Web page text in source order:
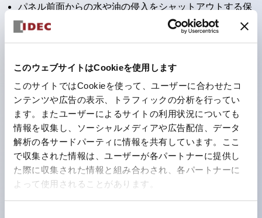
このウェブサイトはCookieを使用します
このサイトではCookieを使って、ユーザーに合わせたコ
ンテンツや広告の表示、トラフィックの分析を行ってい
ます。またユーザーによるサイトの利用状況についても
情報を収集し、ソーシャルメディアや広告配信、データ
解析の各サードパーティに情報を共有しています。ここ
で収集された情報は、ユーザーが各パートナーに提供し
た際に収集された情報と組み合わされ、各パートナーに
よって使用されることがあります。
パネル前面からの水や油の侵入をシャットアウトする保
護構造：IP65。（ただし2点押ボタンスイッチは
IP40）
チも完備。
ワールドワイドなニーズに対応する各種電圧を完備。
1つで6色の役をこなすLED球（LSRD球）。これまで色
ごとに分かれていたLED球を、1色のLED球で各色を表
現できるようにしました。
カラーユニバーサルデザインに対応。表示灯（角平形）
の点灯/消灯の認識および、点灯時のランプ色の識別が